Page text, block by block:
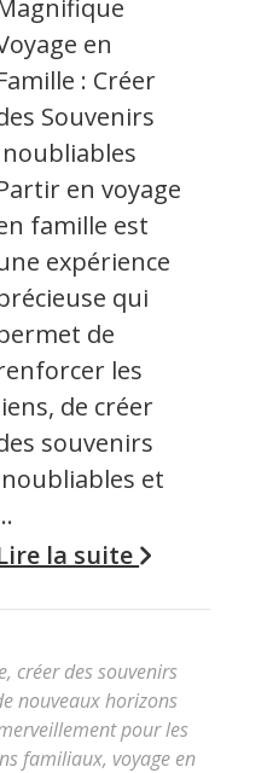
Magnifique
en
: Créer
Souvenirs
en voyage
famille est
expérience
qui
de
les
de créer
souvenirs
et
la suite
, créer des souvenirs
nouveaux horizons
pour les
familiaux, voyage en